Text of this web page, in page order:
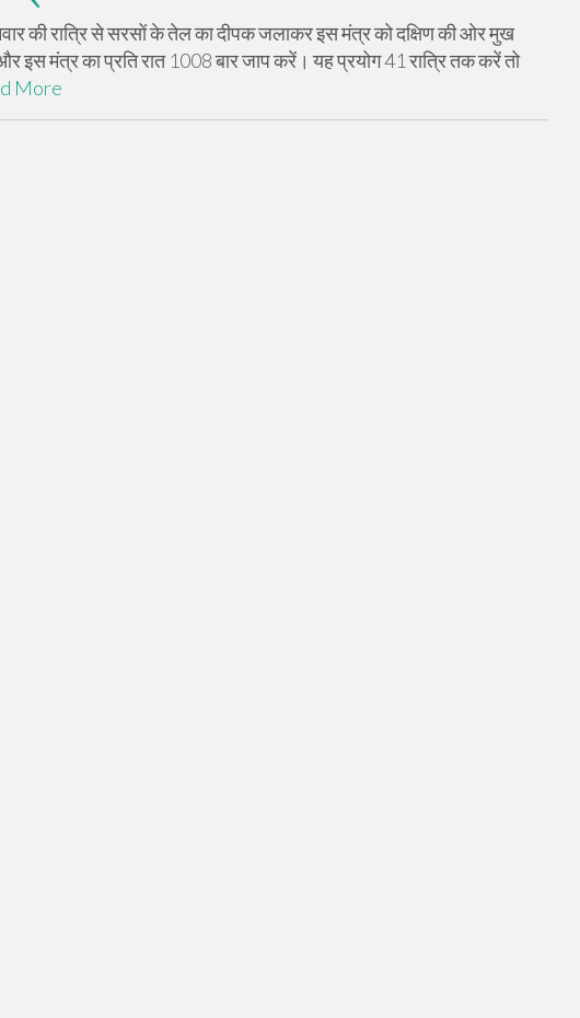
की रात्रि से सरसों के तेल का दीपक जलाकर इस मंत्र को दक्षिण की ओर मुख
मंत्र का प्रति रात 1008 बार जाप करें। यह प्रयोग 41 रात्रि तक करें तो
More